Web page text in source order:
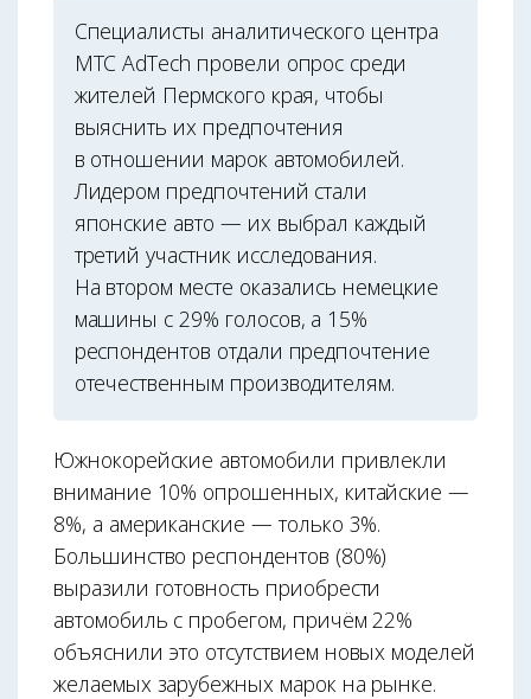
Специалисты аналитического центра
МТС AdTech провели опрос среди
жителей Пермского края, чтобы
выяснить их предпочтения
в отношении марок автомобилей.
Лидером предпочтений стали
японские авто — их выбрал каждый
третий участник исследования.
На втором месте оказались немецкие
машины с 29% голосов, а 15%
респондентов отдали предпочтение
отечественным производителям.
Южнокорейские автомобили привлекли
внимание 10% опрошенных, китайские —
8%, а американские — только 3%.
Большинство респондентов (80%)
выразили готовность приобрести
автомобиль с пробегом, причём 22%
объяснили это отсутствием новых моделей
желаемых зарубежных марок на рынке.